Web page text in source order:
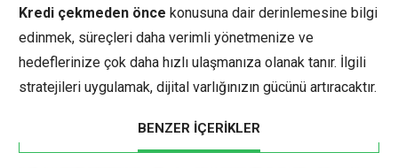
Kredi çekmeden önce konusuna dair derinlemesine bilgi
edinmek, süreçleri daha verimli yönetmenize ve
hedeflerinize çok daha hızlı ulaşmanıza olanak tanır. İlgili
stratejileri uygulamak, dijital varlığınızın gücünü artıracaktır.
BENZER İÇERİKLER